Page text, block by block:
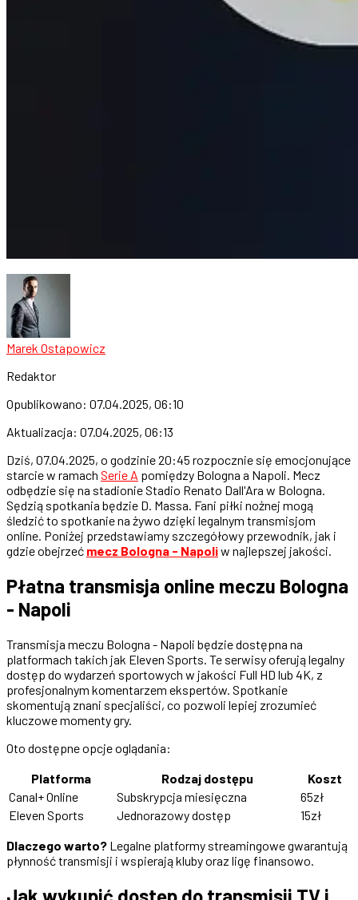
Marek Ostapowicz
Redaktor
Opublikowano: 07.04.2025, 06:10
Aktualizacja: 07.04.2025, 06:13
Dziś, 07.04.2025, o godzinie 20:45 rozpocznie się emocjonujące
starcie w ramach Serie A pomiędzy Bologna a Napoli. Mecz
odbędzie się na stadionie Stadio Renato Dall'Ara w Bologna.
Sędzią spotkania będzie D. Massa. Fani piłki nożnej mogą
śledzić to spotkanie na żywo dzięki legalnym transmisjom
online. Poniżej przedstawiamy szczegółowy przewodnik, jak i
gdzie obejrzeć mecz Bologna - Napoliw najlepszej jakości.
Płatna transmisja online meczu Bologna
- Napoli
Transmisja meczu Bologna - Napoli będzie dostępna na
platformach takich jak Eleven Sports. Te serwisy oferują legalny
dostęp do wydarzeń sportowych w jakości Full HD lub 4K, z
profesjonalnym komentarzem ekspertów. Spotkanie
skomentują znani specjaliści, co pozwoli lepiej zrozumieć
kluczowe momenty gry.
Oto dostępne opcje oglądania:
Platforma
Rodzaj dostępu
Koszt
Canal+ Online
Subskrypcja miesięczna
65zł
Eleven Sports
Jednorazowy dostęp
15zł
Dlaczego warto? Legalne platformy streamingowe gwarantują
płynność transmisji i wspierają kluby oraz ligę finansowo.
Jak wykupić dostęp do transmisji TV i